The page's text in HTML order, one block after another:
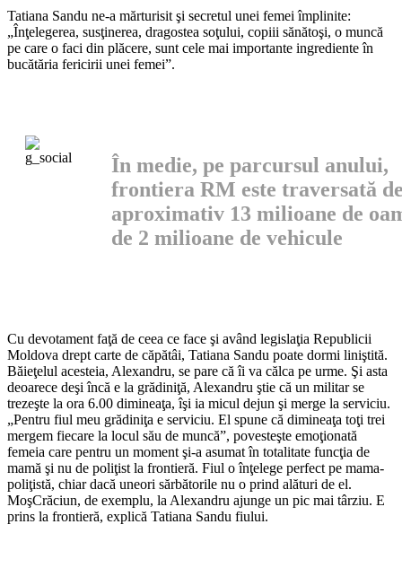
Tatiana Sandu ne-a mărturisit şi secretul unei femei împlinite:
„Înţelegerea, susţinerea, dragostea soţului, copiii sănătoşi, o muncă
pe care o faci din plăcere, sunt cele mai importante ingrediente în
bu­cătăria fericirii unei femei”.
În medie, pe parcursul anului,
frontiera RM este traversată
aproxima­tiv 13 milioane de
de 2 milioane de vehicule
Cu devotament faţă de ceea ce face şi având legislaţia Republicii
Moldova drept carte de căpătâi, Tatiana Sandu poate dormi liniş­tită.
Băieţelul acesteia, Alexandru, se pare că îi va călca pe urme. Şi asta
deoarece deşi încă e la grădi­niţă, Alexandru ştie că un militar se
trezeşte la ora 6.00 dimineaţa, îşi ia micul dejun şi merge la ser­viciu.
„Pentru fiul meu grădiniţa e serviciu. El spune că dimineaţa toţi trei
mergem fiecare la locul său de muncă”, povesteşte emoţiona­tă
femeia care pentru un moment şi-a asumat în totalitate funcţia de
mamă şi nu de poliţist la frontieră. Fiul o înţelege perfect pe mama-
poliţistă, chiar dacă uneori sărbă­torile nu o prind alături de el.
MoşCrăciun, de exemplu, la Alexandru ajunge un pic mai târziu. E
prins la frontieră, explică Tatiana Sandu fiului.